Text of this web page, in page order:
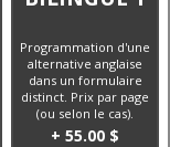
Programmation d'une
alternative anglaise
dans un formulaire
distinct. Prix par page
(ou selon le cas).
+ 55.00 $